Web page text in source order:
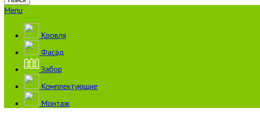
Menu
Кровля
Фасад
Забор
Комплектующие
Монтаж